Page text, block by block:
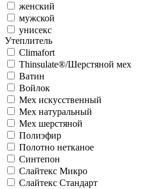
женский
мужской
унисекс
Утеплитель
Climafort
Thinsulate®/Шерстяной мех
Ватин
Войлок
Мех искусственный
Мех натуральный
Мех шерстяной
Полиэфир
Полотно нетканое
Синтепон
Слайтекс Микро
Слайтекс Стандарт